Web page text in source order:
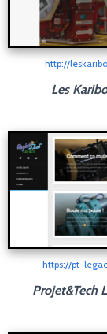
http://
Les
https://pt-
Projet&Tech